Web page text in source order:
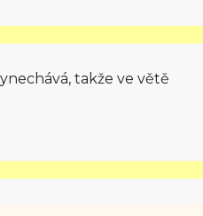
takže ve větě